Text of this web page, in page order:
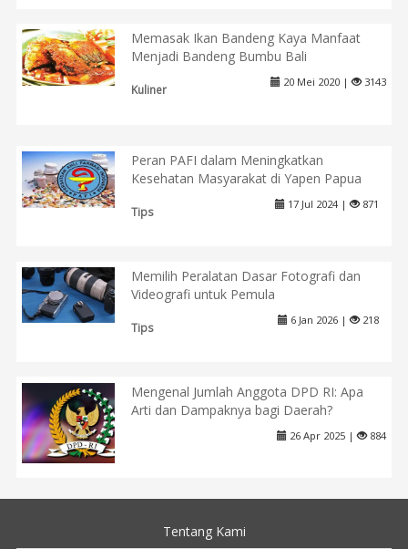
Memasak Ikan Bandeng Kaya Manfaat
Menjadi Bandeng Bumbu Bali
Kuliner
20 Mei 2020 | 3143
Peran PAFI dalam Meningkatkan
Kesehatan Masyarakat di Yapen Papua
Tips
17 Jul 2024 | 871
Memilih Peralatan Dasar Fotografi dan
Videografi untuk Pemula
Tips
6 Jan 2026 | 218
Mengenal Jumlah Anggota DPD RI: Apa
Arti dan Dampaknya bagi Daerah?
26 Apr 2025 | 884
Tentang Kami